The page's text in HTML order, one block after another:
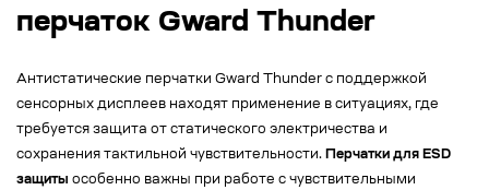
перчаток Gward Thunder
Антистатические перчатки Gward Thunder с поддержкой
сенсорных дисплеев находят применение в ситуациях, где
требуется защита от статического электричества и
сохранения тактильной чувствительности. Перчатки для ESD
защиты особенно важны при работе с чувствительными